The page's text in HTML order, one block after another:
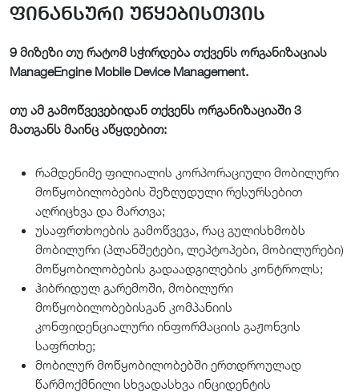
ფინანსური უწყებისთვის
9 მიზეზი თუ რატომ სჭირდება თქვენს ორგანიზაციას
ManageEngine Mobile Device Management.
თუ ამ გამოწვევებიდან თქვენს ორგანიზაციაში 3
მათგანს მაინც აწყდებით:
რამდენიმე ფილიალის კორპორაციული მობილური
მოწყობილობების შეზღუდული რესურსებით
აღრიცხვა და მართვა;
უსაფრთხოების გამოწვევა, რაც გულისხმობს
მობილური (პლანშეტები, ლეპტოპები, მობილურები)
მოწყობილობების გადაადგილების კონტროლს;
ჰიბრიდულ გარემოში, მობილური
მოწყობილობებისგან კომპანიის
კონფიდენციალური ინფორმაციის გაჟონვის
საფრთხე;
მობილურ მოწყობილობებში ერთდროულად
წარმოქმნილი სხვადასხვა ინციდენტის